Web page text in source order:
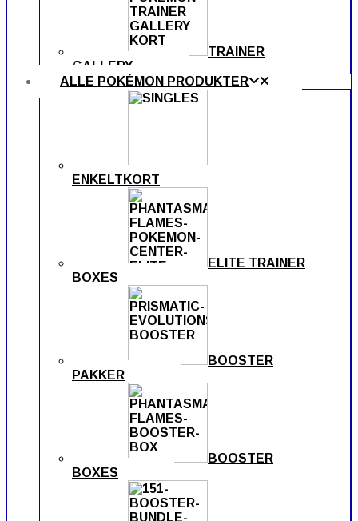
TRAINER
GALLERY
ALLE POKÉMON PRODUKTER
ENKELTKORT
ELITE TRAINER
BOXES
BOOSTER
PAKKER
BOOSTER
BOXES